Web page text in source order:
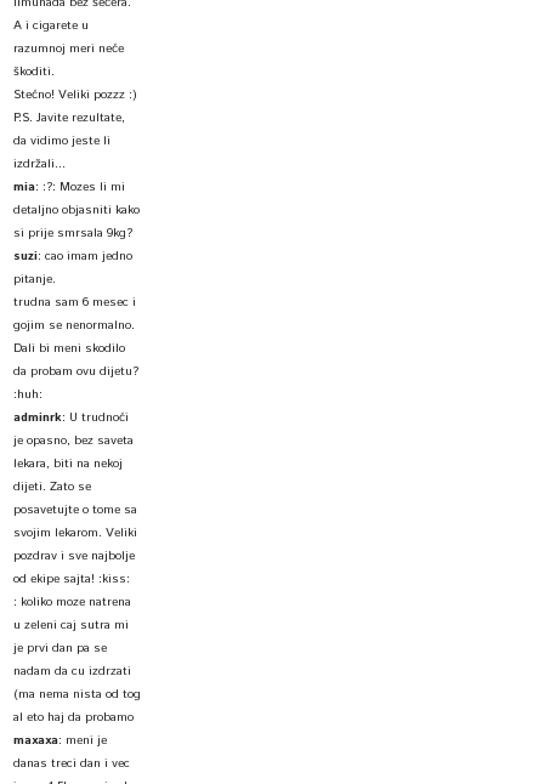
A i cigarete u
razumnoj meri neće
škoditi.
Stećno! Veliki pozzz :)
P.S. Javite rezultate,
da vidimo jeste li
izdržali...
mia: :?: Mozes li mi
detaljno objasniti kako
si prije smrsala 9kg?
suzi:cao imam jedno
pitanje.
trudna sam 6 mesec i
gojim se nenormalno.
Dali bi meni skodilo
da probam ovu dijetu?
:huh:
adminrk: U trudnoći
je opasno, bez saveta
lekara, biti na nekoj
dijeti. Zato se
posavetujte o tome sa
svojim lekarom. Veliki
pozdrav i sve najbolje
od ekipe sajta! :kiss:
: koliko moze natrena
u zeleni caj sutra mi
je prvi dan pa se
nadam da cu izdrzati
(ma nema nista od tog
al eto haj da probamo
maxaxa: meni je
danas treci dan i vec